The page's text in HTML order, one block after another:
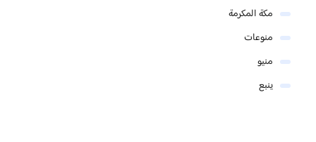
مكة المكرمة
منوعات
منيو
ينبع